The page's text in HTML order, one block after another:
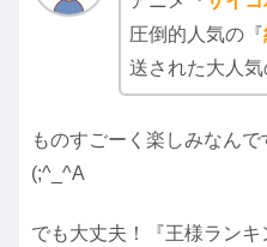
圧倒的人気の『
送された大人気
ものすごーく楽しみなん
(;^_^A
でも大丈夫！『王様ラン